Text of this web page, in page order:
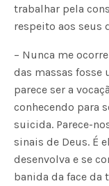
trabalhar pela
respeito aos seus
– Nunca me
das massas fosse
parece ser a
conhecendo para
suicida. Parece-
sinais de Deus. É
desenvolva e se
banida da face da